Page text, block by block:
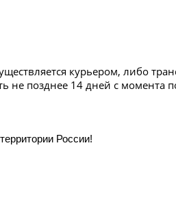
курьером, либо
не позднее 14 дней с момента
России!